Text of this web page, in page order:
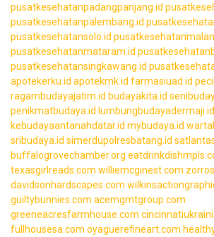
pusatkesehatanpadangpanjang.id
pusatkesehatanpalembang.id
pusatkesehatansolo.id
pusatkesehatanmataram.id
pusatkesehatansingkawang.id
apotekerku.id apotekmk.id farmasiuad.id
ragambudayajatim.id budayakita.id
penikmatbudaya.id lumbungbudayadermaji.id
kebudayaantanahdatar.id mybudaya.id
sribudaya.id simerdupolresbatang.id
buffalogrovechamber.org
texasgirlreads.com williemcginest.com
davidsonhardscapes.com
guiltybunnies.com acemgmtgroup.com
greeneacresfarmhouse.com
fullhousesa.com oyaguerefineart.com